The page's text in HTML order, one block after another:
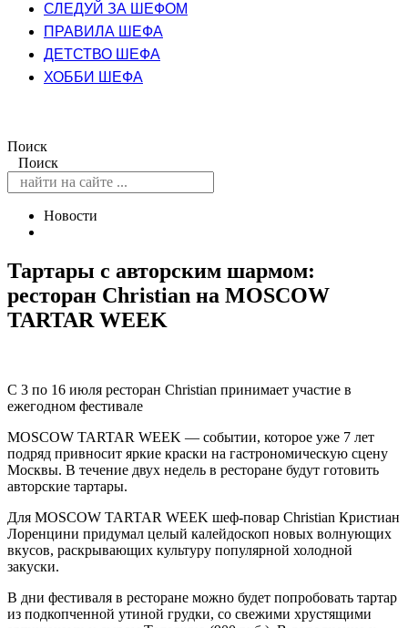
СЛЕДУЙ ЗА ШЕФОМ
ПРАВИЛА ШЕФА
ДЕТСТВО ШЕФА
ХОББИ ШЕФА
Поиск
Поиск
Новости
Тартары с авторским шармом:
ресторан Christian на MOSCOW
TARTAR WEEK
С 3 по 16 июля ресторан Christian принимает участие в
ежегодном фестивале
MOSCOW TARTAR WEEK — событии, которое уже 7 лет
подряд привносит яркие краски на гастрономическую сцену
Москвы. В течение двух недель в ресторане будут готовить
авторские тартары.
Для MOSCOW TARTAR WEEK шеф-повар Christian Кристиан
Лоренцини придумал целый калейдоскоп новых волнующих
вкусов, раскрывающих культуру популярной холодной
закуски.
В дни фестиваля в ресторане можно будет попробовать тартар
из подкопченной утиной грудки, со свежими хрустящими